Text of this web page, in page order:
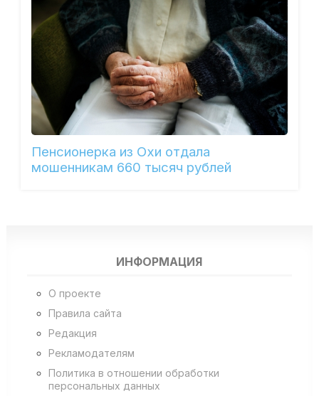
Пенсионерка из Охи отдала
мошенникам 660 тысяч рублей
ИНФОРМАЦИЯ
О проекте
Правила сайта
Редакция
Рекламодателям
Политика в отношении обработки
персональных данных